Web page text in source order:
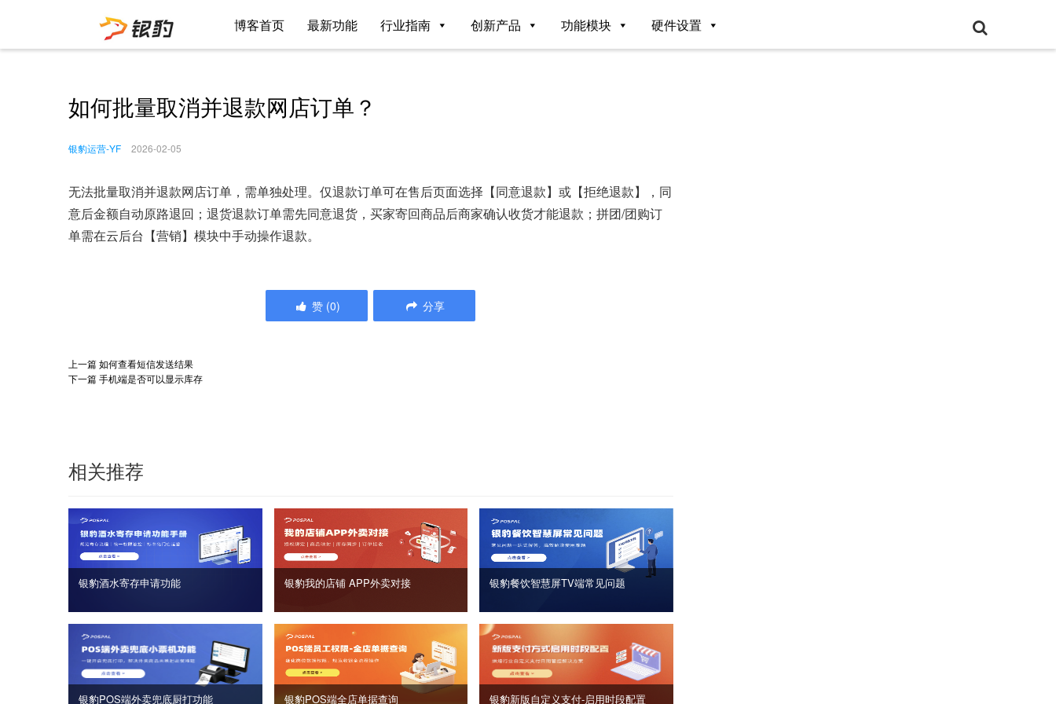
博客首页 最新功能 行业指南 创新产品 功能模块 硬件设置
如何批量取消并退款网店订单？
银豹运营-YF 2026-02-05
无法批量取消并退款网店订单，需单独处理。仅退款订单可在售后页面选择【同意退款】或【拒绝退款】，同
意后金额自动原路退回；退货退款订单需先同意退货，买家寄回商品后商家确认收货才能退款；拼团/团购订
单需在云后台【营销】模块中手动操作退款。
赞 (0) 分享
上一篇如何查看短信发送结果
下一篇手机端是否可以显示库存
相关推荐
银豹酒水寄存申请功能 银豹我的店铺 APP外卖对接 银豹餐饮智慧屏TV端常见问题
银豹POS端外卖兜底厨打功能 银豹POS端全店单据查询 银豹新版自定义支付‑启用时段配置